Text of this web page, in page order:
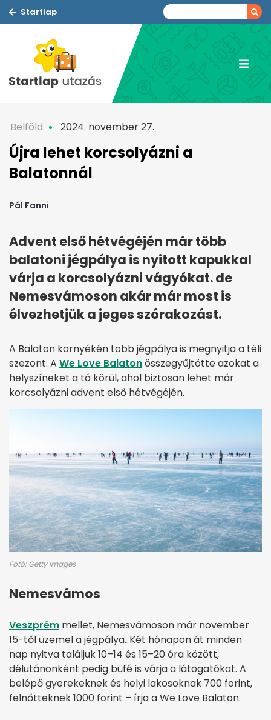
Startlap
Belföld 2024. november 27.
Újra lehet korcsolyázni a
Balatonnál
Pál Fanni
Advent első hétvégéjén már több
balatoni jégpálya is nyitott kapukkal
várja a korcsolyázni vágyókat. de
Nemesvámoson akár már most is
élvezhetjük a jeges szórakozást.
A Balaton környékén több jégpálya is megnyitja a téli
szezont. A We Love Balatonösszegyűjtötte azokat a
helyszíneket a tó körül, ahol biztosan lehet már
korcsolyázni advent első hétvégéjén.
Fotó: Getty Images
Nemesvámos
Veszprém mellet, Nemesvámoson már november
15-től üzemel a jégpálya. Két hónapon át minden
nap nyitva találjuk 10–14 és 15–20 óra között,
délutánonként pedig büfé is várja a látogatókat. A
belépő gyerekeknek és helyi lakosoknak 700 forint,
felnőtteknek 1000 forint – írja a We Love Balaton.